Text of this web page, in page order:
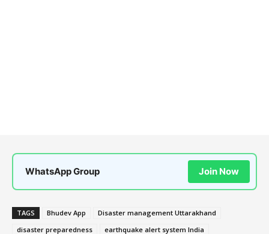
WhatsApp Group Join Now
TAGS Bhudev App
Disaster management Uttarakhand
disaster preparedness
earthquake alert system India